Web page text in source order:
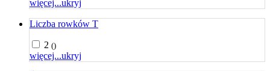
więcej...ukryj
Liczba rowków T
2 ()
więcej...ukryj